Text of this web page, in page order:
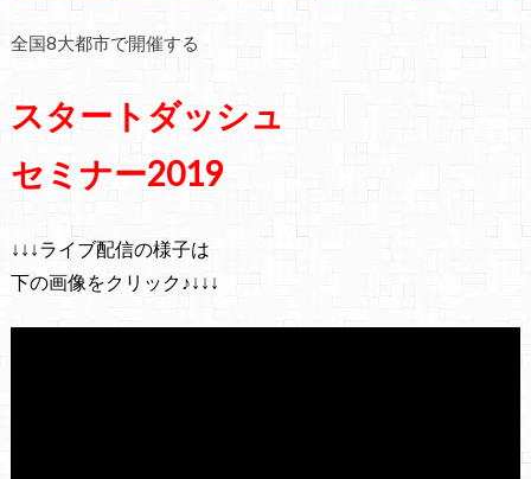
全国8大都市で開催する
スタートダッシュ
セミナー2019
↓↓↓ライブ配信の様子は
下の画像をクリック♪↓↓↓